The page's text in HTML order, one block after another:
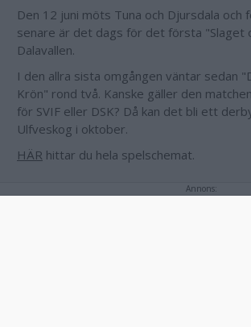
Den 12 juni möts Tuna och Djursdala och
senare är det dags för det första "Slaget
Dalavallen.
I den allra sista omgången väntar sedan
Krön" rond två. Kanske gäller den
för SVIF eller DSK? Då kan det bli ett
Ulfveskog i oktober.
HÄR hittar du hela spelschemat.
Annons:Annons: